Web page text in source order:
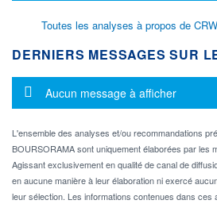
Toutes les analyses à propos de
DERNIERS MESSAGES SUR
Message d'information
Aucun message à afficher
L'ensemble des analyses et/ou recommandations
BOURSORAMA sont uniquement élaborées par les
Agissant exclusivement en qualité de canal de
en aucune manière à leur élaboration ni exercé
leur sélection. Les informations contenues dans ces